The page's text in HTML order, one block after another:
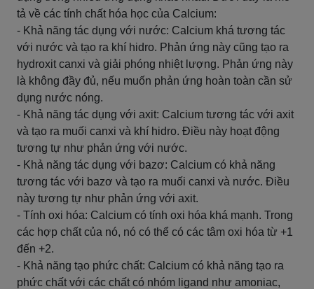
tả về các tính chất hóa học của Calcium:
- Khả năng tác dụng với nước: Calcium khá tương tác
với nước và tạo ra khí hidro. Phản ứng này cũng tạo ra
hydroxit canxi và giải phóng nhiệt lượng. Phản ứng này
là không đầy đủ, nếu muốn phản ứng hoàn toàn cần sử
dụng nước nóng.
- Khả năng tác dụng với axit: Calcium tương tác với axit
và tạo ra muối canxi và khí hidro. Điều này hoạt động
tương tự như phản ứng với nước.
- Khả năng tác dụng với bazơ: Calcium có khả năng
tương tác với bazơ và tạo ra muối canxi và nước. Điều
này tương tự như phản ứng với axit.
- Tính oxi hóa: Calcium có tính oxi hóa khá mạnh. Trong
các hợp chất của nó, nó có thể có các tâm oxi hóa từ +1
đến +2.
- Khả năng tạo phức chất: Calcium có khả năng tạo ra
phức chất với các chất có nhóm ligand như amoniac,